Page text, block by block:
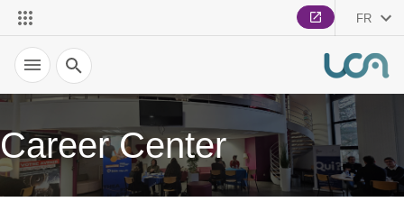
FR
Recherche
Career Center